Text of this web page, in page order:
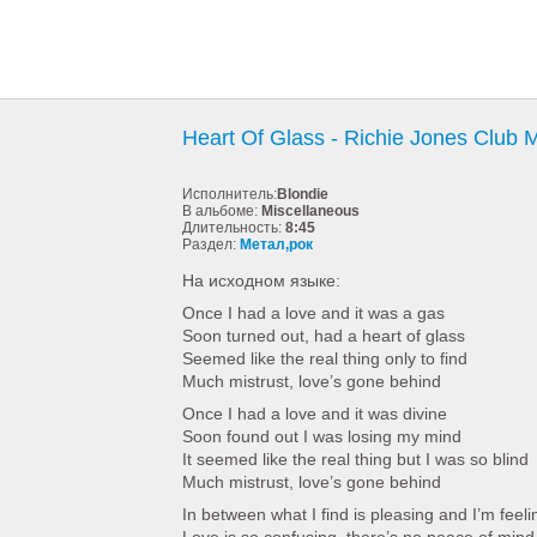
Heart Of Glass - Richie Jones Club
Исполнитель:Blondie
В альбоме: Miscellaneous
Длительность: 8:45
Раздел: Метал,рок
На исходном языке:
Once I had a love and it was a gas
Soon turned out, had a heart of glass
Seemed like the real thing only to find
Much mistrust, love’s gone behind
Once I had a love and it was divine
Soon found out I was losing my mind
It seemed like the real thing but I was so blind
Much mistrust, love’s gone behind
In between what I find is pleasing and I’m